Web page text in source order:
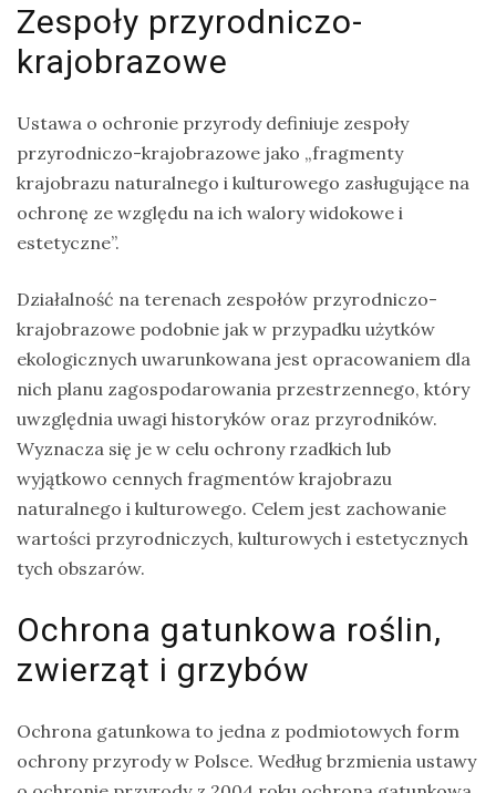
Zespoły przyrodniczo-
krajobrazowe
Ustawa o ochronie przyrody definiuje zespoły
przyrodniczo-krajobrazowe jako „fragmenty
krajobrazu naturalnego i kulturowego zasługujące na
ochronę ze względu na ich walory widokowe i
estetyczne”.
Działalność na terenach zespołów przyrodniczo-
krajobrazowe podobnie jak w przypadku użytków
ekologicznych uwarunkowana jest opracowaniem dla
nich planu zagospodarowania przestrzennego, który
uwzględnia uwagi historyków oraz przyrodników.
Wyznacza się je w celu ochrony rzadkich lub
wyjątkowo cennych fragmentów krajobrazu
naturalnego i kulturowego. Celem jest zachowanie
wartości przyrodniczych, kulturowych i estetycznych
tych obszarów.
Ochrona gatunkowa roślin,
zwierząt i grzybów
Ochrona gatunkowa to jedna z podmiotowych form
ochrony przyrody w Polsce. Według brzmienia ustawy